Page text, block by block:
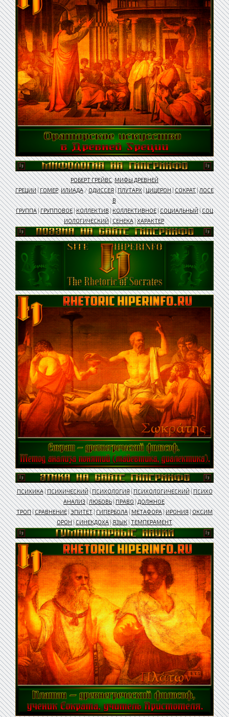
РОБЕРТ ГРЕЙВС.МИФЫ ДРЕВНЕЙ
ГРЕЦИИ|ГОМЕР.ИЛИАДА/ОДИССЕЯ|ПЛУТАРХ|ЦИЦЕРОН|СОКРАТ|ЛОСЕ
В
ГРУППА|ГРУППОВОЕ|КОЛЛЕКТИВ|КОЛЛЕКТИВНОЕ|СОЦИАЛЬНЫЙ|СОЦ
ИОЛОГИЧЕСКИЙ|СЕНЕКА|ХАРАКТЕР
ПСИХИКА|ПСИХИЧЕСКИЙ|ПСИХОЛОГИЯ|ПСИХОЛОГИЧЕСКИЙ|ПСИХО
АНАЛИЗ|ЛЮБОВЬ|ПРАВО|ДОЛЖНОЕ
ТРОП|СРАВНЕНИЕ|ЭПИТЕТ|ГИПЕРБОЛА|МЕТАФОРА|ИРОНИЯ|ОКСИМ
ОРОН|СИНЕКДОХА|ЯЗЫК|ТЕМПЕРАМЕНТ